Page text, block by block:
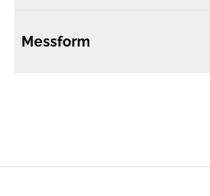
Messform